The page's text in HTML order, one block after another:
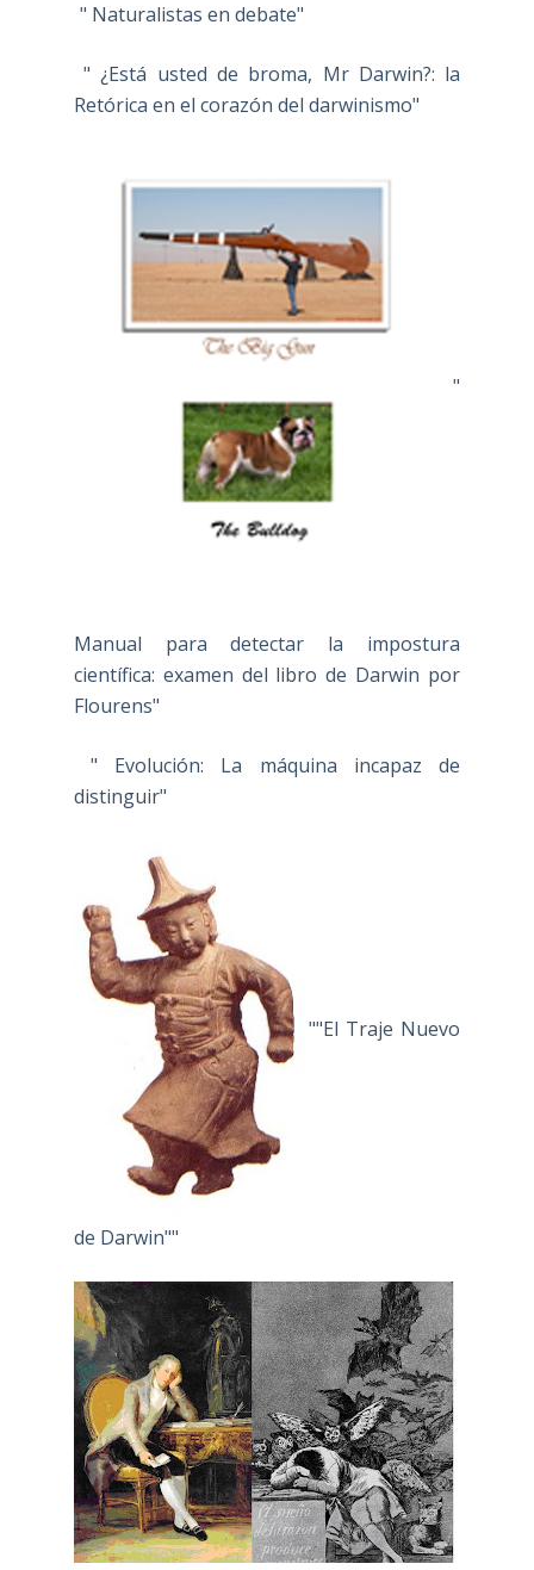
" Naturalistas en debate"
" ¿Está usted de broma, Mr Darwin?: la
Retórica en el corazón del darwinismo"
"
Manual para detectar la impostura
científica: examen del libro de Darwin por
Flourens"
" Evolución: La máquina incapaz de
distinguir"
""El Traje Nuevo
de Darwin""